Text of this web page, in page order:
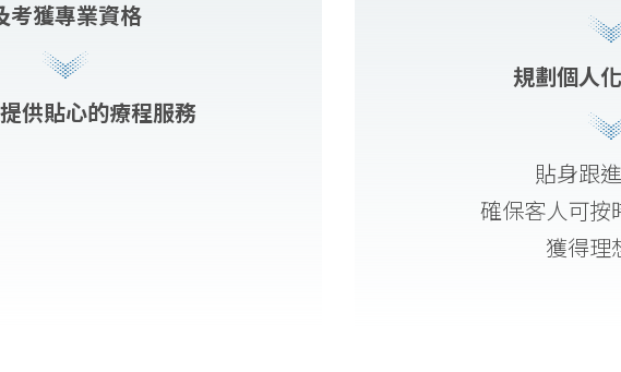
考獲專業資格
供貼心的療程服務
規劃個人
貼身跟
確保客人可按
獲得理